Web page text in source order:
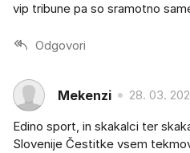
vip tribune pa so sramotno
Odgovori
Mekenzi 28. 03.
Edino sport, in skakalci ter
Slovenije Čestitke vsem